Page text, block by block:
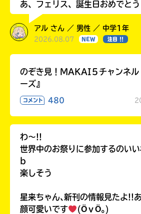
あ、フェリス、誕生日おめでとう
アル さん ／ 男性 ／ 中学1年
2026.08.07 NEW 注目 !!
のぞき見！MAKAI５チャンネル
ーズ』
コメント 480
わ〜!!
世界中のお祭りに参加するの
b
楽しそう
星来ちゃん､新刊の情報見たよ!!
顔可愛いです
(ӦｖӦ｡)